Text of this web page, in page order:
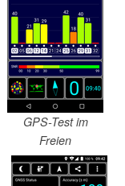
GPS-Test im
Freien